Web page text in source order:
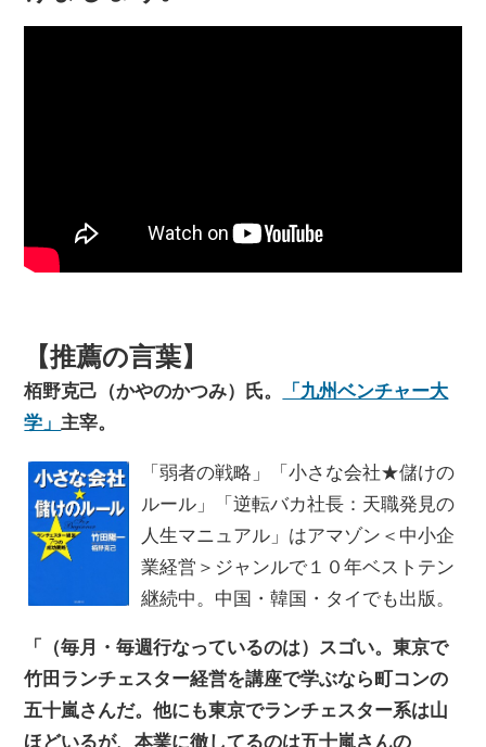
【推薦の言葉】
栢野克己（かやのかつみ）氏。
「九州ベンチャー大
学」主宰。
「弱者の戦略」「小さな会社★儲けの
ルール」「逆転バカ社長：天職発見の
人生マニュアル」はアマゾン＜中小企
業経営＞ジャンルで１０年ベストテン
継続中。中国・韓国・タイでも出版。
「（毎月・毎週行なっているのは）スゴい。東京で
竹田ランチェスター経営を講座で学ぶなら町コンの
五十嵐さんだ。他にも東京でランチェスター系は山
ほどいるが、本業に徹してるのは五十嵐さんの